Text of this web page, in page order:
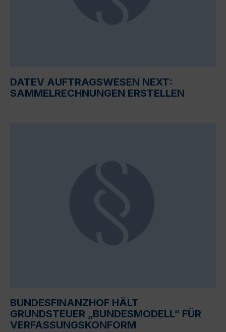
DATEV AUFTRAGSWESEN NEXT:
SAMMELRECHNUNGEN ERSTELLEN
BUNDESFINANZHOF HÄLT
GRUNDSTEUER „BUNDESMODELL“ FÜR
VERFASSUNGSKONFORM